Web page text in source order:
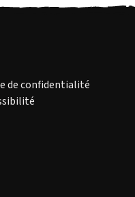
de confidentialité